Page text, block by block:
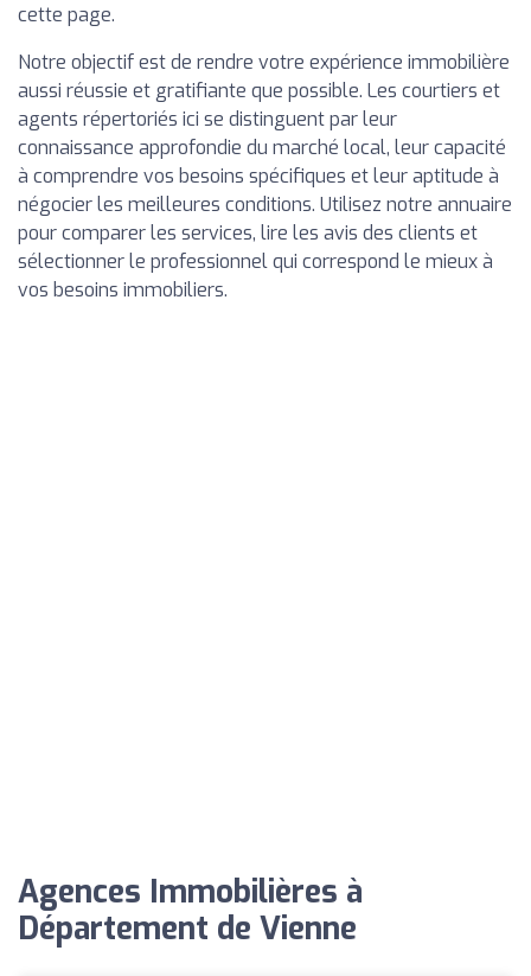
cette page.
Notre objectif est de rendre votre expérience immobilière
aussi réussie et gratifiante que possible. Les courtiers et
agents répertoriés ici se distinguent par leur
connaissance approfondie du marché local, leur capacité
à comprendre vos besoins spécifiques et leur aptitude à
négocier les meilleures conditions. Utilisez notre annuaire
pour comparer les services, lire les avis des clients et
sélectionner le professionnel qui correspond le mieux à
vos besoins immobiliers.
Agences Immobilières à
Département de Vienne